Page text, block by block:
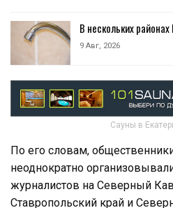
В нескольких
9 Авг, 2026
Сауны в
По его словам,
неоднократно
журналистов на Северный
Ставропольский край и